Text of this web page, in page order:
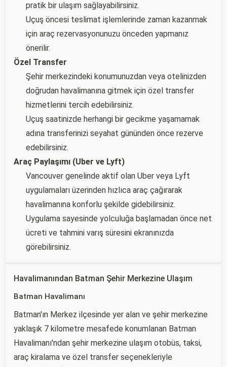
pratik bir ulaşım sağlayabilirsiniz.
Uçuş öncesi teslimat işlemlerinde zaman kazanmak
için araç rezervasyonunuzu önceden yapmanız
önerilir.
Özel Transfer
Şehir merkezindeki konumunuzdan veya otelinizden
doğrudan havalimanına gitmek için özel transfer
hizmetlerini tercih edebilirsiniz.
Uçuş saatinizde herhangi bir gecikme yaşamamak
adına transferinizi seyahat gününden önce rezerve
edebilirsiniz.
Araç Paylaşımı (Uber ve Lyft)
Vancouver genelinde aktif olan Uber veya Lyft
uygulamaları üzerinden hızlıca araç çağırarak
havalimanına konforlu şekilde gidebilirsiniz.
Uygulama sayesinde yolculuğa başlamadan önce net
ücreti ve tahmini varış süresini ekranınızda
görebilirsiniz.
Havalimanından Batman Şehir Merkezine Ulaşım
Batman Havalimanı
Batman'ın Merkez ilçesinde yer alan ve şehir merkezine
yaklaşık 7 kilometre mesafede konumlanan Batman
Havalimanı'ndan şehir merkezine ulaşım otobüs, taksi,
araç kiralama ve özel transfer seçenekleriyle